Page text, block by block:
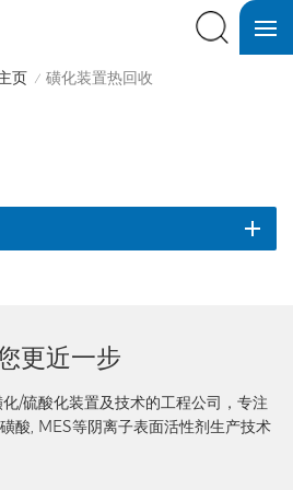
页 / 磺化装置热回收
更近一步
/硫酸化装置及技术的工程公司，专注
酸, MES等阴离子表面活性剂生产技术